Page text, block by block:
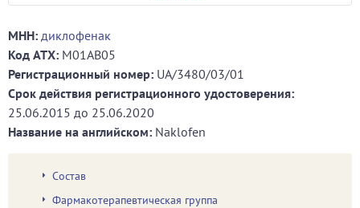
МНН: диклофенак
Код ATХ: M01AB05
Регистрационный номер: UA/3480/03/01
Срок действия регистрационного удостоверения:
25.06.2015 до 25.06.2020
Название на английском: Naklofen
Состав
Фармакотерапевтическая группа